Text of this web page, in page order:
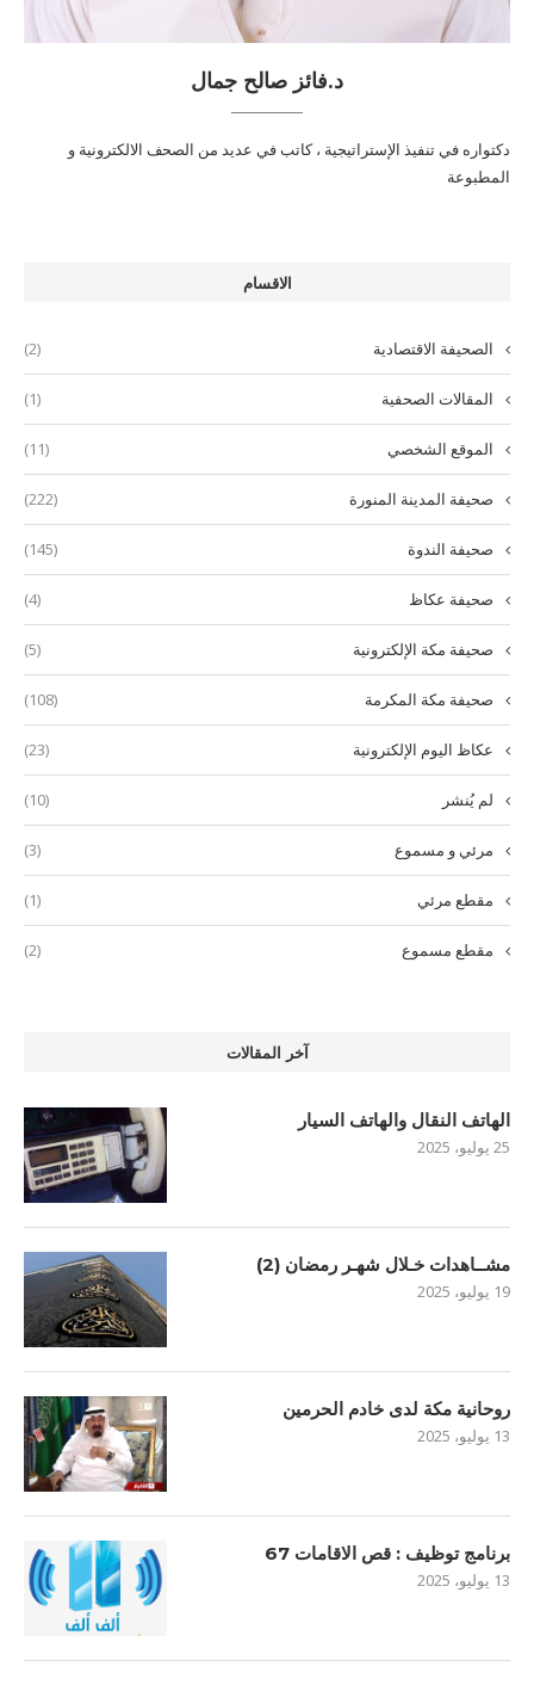
د.فائز صالح جمال
دكتواره في تنفيذ الإستراتيجية ، كاتب في عديد من الصحف الالكترونية و
المطبوعة
الاقسام
الصحيفة الاقتصادية (2)
المقالات الصحفية (1)
الموقع الشخصي (11)
صحيفة المدينة المنورة (222)
صحيفة الندوة (145)
صحيفة عكاظ (4)
صحيفة مكة الإلكترونية (5)
صحيفة مكة المكرمة (108)
عكاظ اليوم الإلكترونية (23)
لم يُنشر (10)
مرئي و مسموع (3)
مقطع مرئي (1)
مقطع مسموع (2)
آخر المقالات
الهاتف النقال والهاتف السيار
25 يوليو، 2025
مشــاهدات خـلال شهـر رمضان (2)
19 يوليو، 2025
روحانية مكة لدى خادم الحرمين
13 يوليو، 2025
برنامج توظيف : قص الاقامات 67
13 يوليو، 2025